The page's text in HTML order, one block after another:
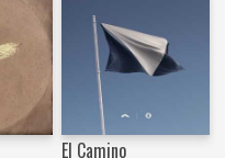
El Camino